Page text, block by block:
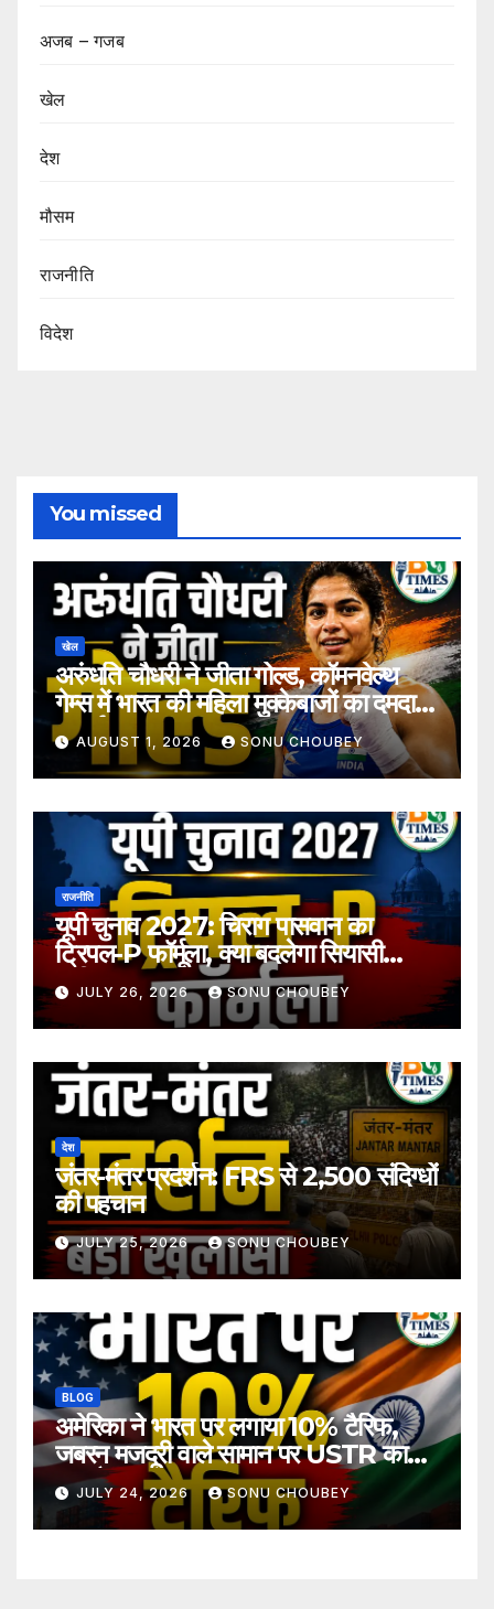
अजब – गजब
खेल
देश
मौसम
राजनीति
विदेश
You missed
खेल
अरुंधति चौधरी ने जीता गोल्ड, कॉमनवेल्थ
गेम्स में भारत की महिला मुक्केबाजों का दमदार
प्रदर्शन
AUGUST 1, 2026 SONU CHOUBEY
राजनीति
यूपी चुनाव 2027: चिराग पासवान का
ट्रिपल-P फॉर्मूला, क्या बदलेगा सियासी
समीकरण?
JULY 26, 2026 SONU CHOUBEY
देश
जंतर-मंतर प्रदर्शन: FRS से 2,500 संदिग्धों
की पहचान
JULY 25, 2026 SONU CHOUBEY
BLOG
अमेरिका ने भारत पर लगाया 10% टैरिफ,
जबरन मजदूरी वाले सामान पर USTR का
बड़ा फैसला
JULY 24, 2026 SONU CHOUBEY